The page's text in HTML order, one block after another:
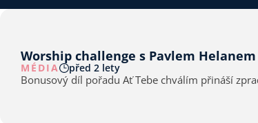
Worship challenge s Pavlem Helanem
MÉDIA před 2 lety
Bonusový díl pořadu Ať Tebe chválím přináší